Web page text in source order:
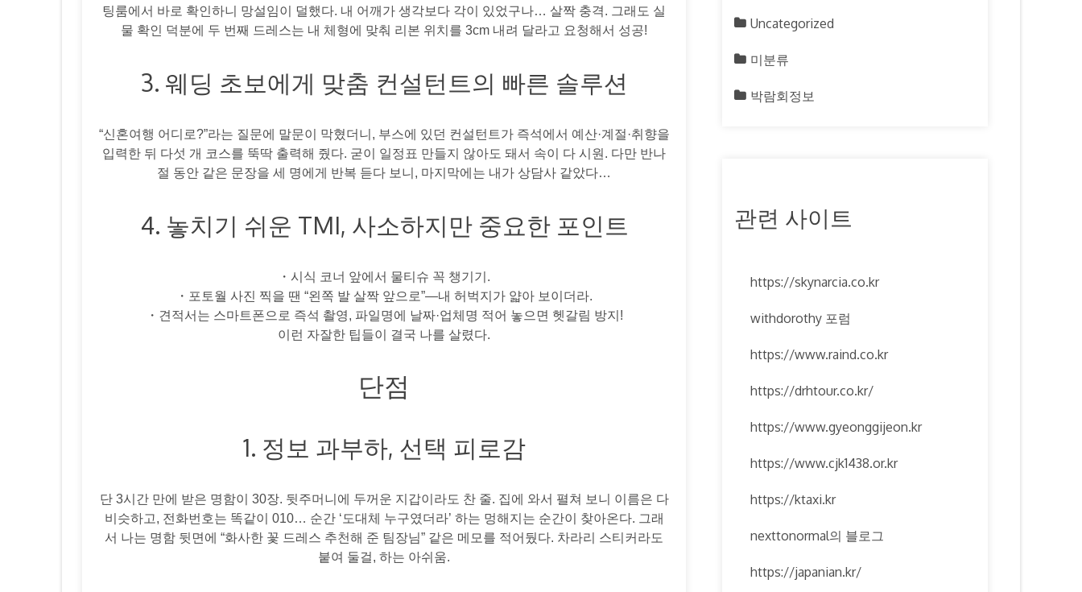
팅룸에서 바로 확인하니 망설임이 덜했다. 내 어깨가 생각보다 각이 있었구나… 살짝 충격. 그래도 실
물 확인 덕분에 두 번째 드레스는 내 체형에 맞춰 리본 위치를 3cm 내려 달라고 요청해서 성공!
3. 웨딩 초보에게 맞춤 컨설턴트의 빠른 솔루션
“신혼여행 어디로?”라는 질문에 말문이 막혔더니, 부스에 있던 컨설턴트가 즉석에서 예산·계절·취향을
입력한 뒤 다섯 개 코스를 뚝딱 출력해 줬다. 굳이 일정표 만들지 않아도 돼서 속이 다 시원. 다만 반나
절 동안 같은 문장을 세 명에게 반복 듣다 보니, 마지막에는 내가 상담사 같았다…
4. 놓치기 쉬운 TMI, 사소하지만 중요한 포인트
・시식 코너 앞에서 물티슈 꼭 챙기기.
・포토월 사진 찍을 땐 “왼쪽 발 살짝 앞으로”—내 허벅지가 얇아 보이더라.
・견적서는 스마트폰으로 즉석 촬영, 파일명에 날짜·업체명 적어 놓으면 헷갈림 방지!
이런 자잘한 팁들이 결국 나를 살렸다.
단점
1. 정보 과부하, 선택 피로감
단 3시간 만에 받은 명함이 30장. 뒷주머니에 두꺼운 지갑이라도 찬 줄. 집에 와서 펼쳐 보니 이름은 다
비슷하고, 전화번호는 똑같이 010… 순간 ‘도대체 누구였더라’ 하는 멍해지는 순간이 찾아온다. 그래
서 나는 명함 뒷면에 “화사한 꽃 드레스 추천해 준 팀장님” 같은 메모를 적어뒀다. 차라리 스티커라도
붙여 둘걸, 하는 아쉬움.
Uncategorized
미분류
박람회정보
관련 사이트
https://skynarcia.co.kr
withdorothy 포럼
https://www.raind.co.kr
https://drhtour.co.kr/
https://www.gyeonggijeon.kr
https://www.cjk1438.or.kr
https://ktaxi.kr
nexttonormal의 블로그
https://japanian.kr/